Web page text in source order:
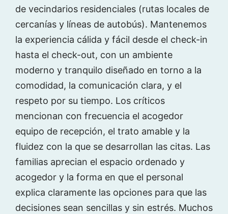
de vecindarios residenciales (rutas locales de
cercanías y líneas de autobús). Mantenemos
la experiencia cálida y fácil desde el check-in
hasta el check-out, con un ambiente
moderno y tranquilo diseñado en torno a la
comodidad, la comunicación clara, y el
respeto por su tiempo. Los críticos
mencionan con frecuencia el acogedor
equipo de recepción, el trato amable y la
fluidez con la que se desarrollan las citas. Las
familias aprecian el espacio ordenado y
acogedor y la forma en que el personal
explica claramente las opciones para que las
decisiones sean sencillas y sin estrés. Muchos